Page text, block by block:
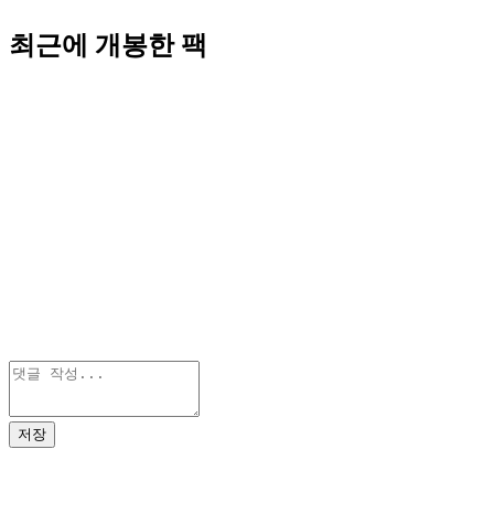
최근에 개봉한 팩
저장